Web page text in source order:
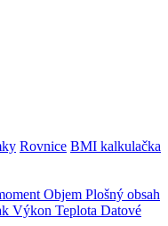
Rovnice BMI kalkulačka
Objem Plošný obsah
Výkon Teplota Datové